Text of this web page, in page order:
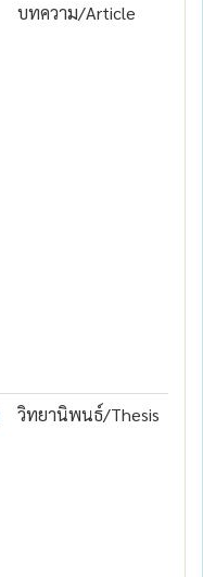
บทความ/Article
วิทยานิพนธ์/Thesis